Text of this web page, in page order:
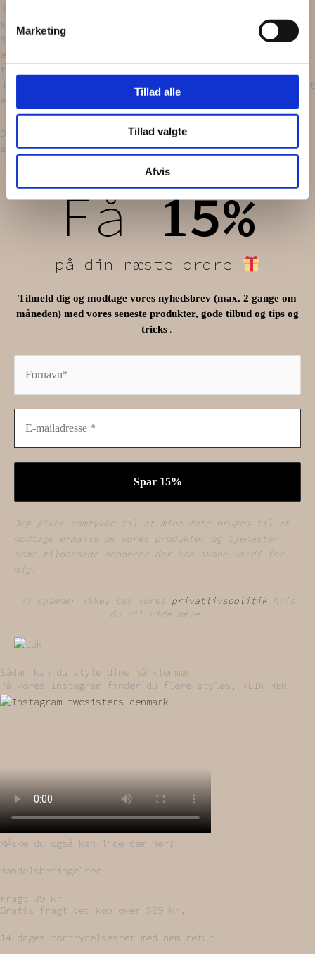
Marketing
Tillad alle
Tillad valgte
Afvis
upcyclet broche, upcyclede perler og af upcyclet stof,
som nøje bliver udvalgt i diverse genbrugsbutikker.
Brochen og perlerne bliver vasket og renset, og stoffet
er vasket i neutralt vaskepulver inden det hele bliver
tryllet om til et smukt hårspænde.
Husk på, at det er håndlavet, og broche og stof har haft
et andet liv og bærer rundt på en historie.
Der findes kun én enkel af denne slags, så denne hår
accessories er unik.
Få15%
på din næste ordre
Tilmeld dig og modtage vores nyhedsbrev (max. 2 gange om
måneden) med vores seneste produkter, gode tilbud og tips og
tricks .
Jeg giver samtykke til at mine data bruges til at
modtage e-mails om vores produkter og tjenester
samt tilpassede annoncer der kan skabe værdi for
mig.
Vi spammer ikke! Læs vores privatlivspolitik hvis
du vil vide mere.
Sådan kan du style dine hårklemmer
På vores Instagram finder du flere styles, KLIK HER
MÅske du også kan lide dem her?
Handelsbetingelser
Fragt 39 kr.
Gratis fragt ved køb over 599 kr.
14 dages fortrydelsesret med nem retur.